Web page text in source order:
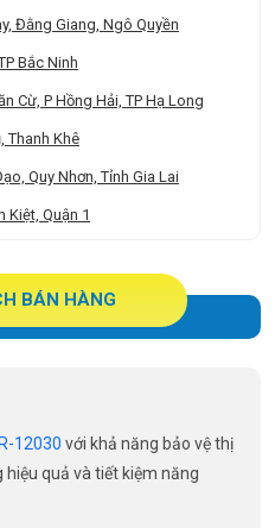
Đằng Giang, Ngô Quyền
Bắc Ninh
Cừ, P Hồng Hải, TP Hạ Long
Thanh Khê
Quy Nhơn, Tỉnh Gia Lai
Kiệt, Quận 1
BÁN HÀNG
12030 với khả năng bảo vệ thị
hiệu quả và tiết kiệm năng